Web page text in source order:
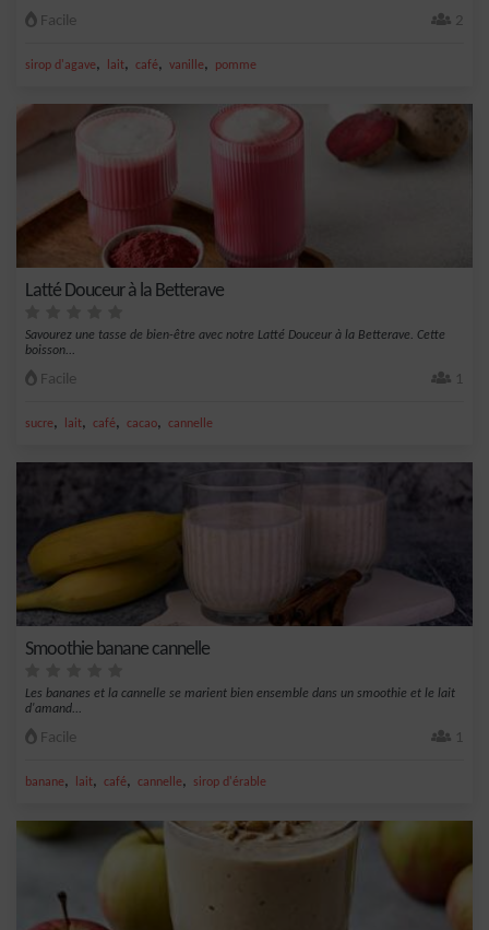
Facile 2
sirop d'agave, lait, café, vanille, pomme
Latté Douceur à la Betterave
Savourez une tasse de bien-être avec notre Latté Douceur à la Betterave. Cette
boisson...
Facile 1
sucre, lait, café, cacao, cannelle
Smoothie banane cannelle
Les bananes et la cannelle se marient bien ensemble dans un smoothie et le lait
d'amand...
Facile 1
banane, lait, café, cannelle, sirop d'érable